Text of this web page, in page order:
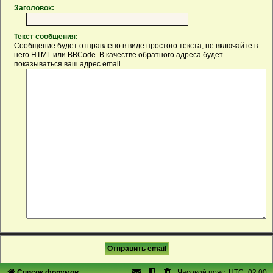
Заголовок:
Текст сообщения:
Сообщение будет отправлено в виде простого текста, не включайте в
него HTML или BBCode. В качестве обратного адреса будет
показываться ваш адрес email.